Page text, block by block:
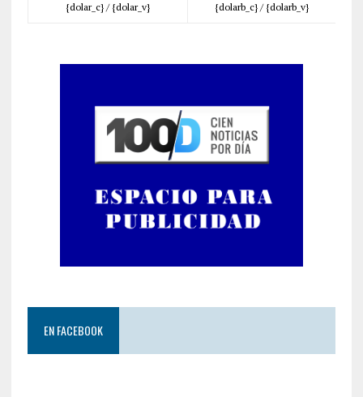
{dolar_c} / {dolar_v} {dolarb_c} / {dolarb_v}
EN FACEBOOK